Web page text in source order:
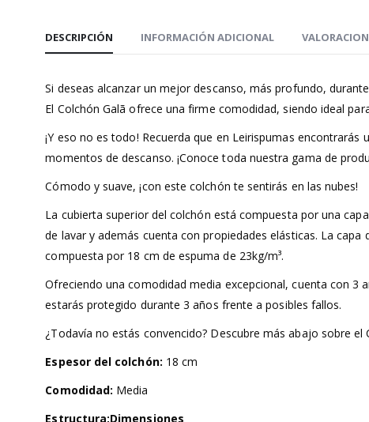
DESCRIPCIÓN INFORMACIÓN ADICIONAL
Si deseas alcanzar un mejor descanso, más profundo,
El Colchón Galã ofrece una firme comodidad, siendo ideal
¡Y eso no es todo! Recuerda que en Leirispumas
momentos de descanso. ¡Conoce toda nuestra gama de
Cómodo y suave, ¡con este colchón te sentirás en las nubes!
La cubierta superior del colchón está compuesta por una
de lavar y además cuenta con propiedades elásticas. La
compuesta por 18 cm de espuma de 23kg/m³.
Ofreciendo una comodidad media excepcional, cuenta con 3
estarás protegido durante 3 años frente a posibles fallos.
¿Todavía no estás convencido? Descubre más abajo sobre el
Espesor del colchón: 18 cm
Comodidad: Media
Estructura:Dimensiones